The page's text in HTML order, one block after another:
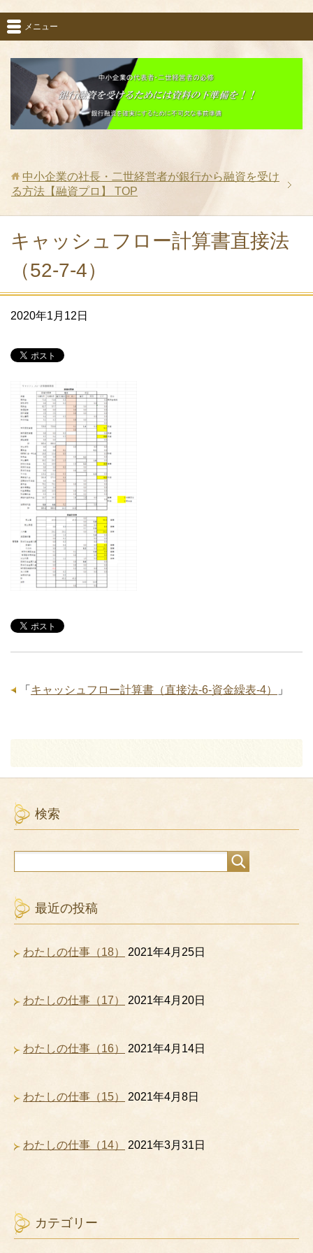
メニュー
中小企業の社長・二世経営者が銀行から融資を受け
る方法【融資プロ】
TOP
キャッシュフロー計算書直接法
（52-7-4）
2020年1月12日
「 キャッシュフロー計算書（直接法-6-資金繰表-4） 」
検索
最近の投稿
わたしの仕事（18） 2021年4月25日
わたしの仕事（17） 2021年4月20日
わたしの仕事（16） 2021年4月14日
わたしの仕事（15） 2021年4月8日
わたしの仕事（14） 2021年3月31日
カテゴリー